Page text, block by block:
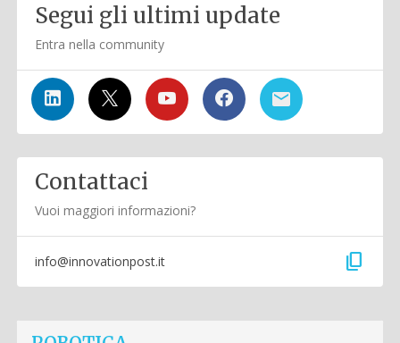
Segui gli ultimi update
Entra nella community
Contattaci
Vuoi maggiori informazioni?
info@innovationpost.it content_copy